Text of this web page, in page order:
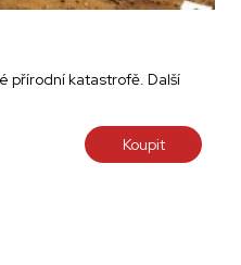
přírodní katastrofě. Další
Koupit